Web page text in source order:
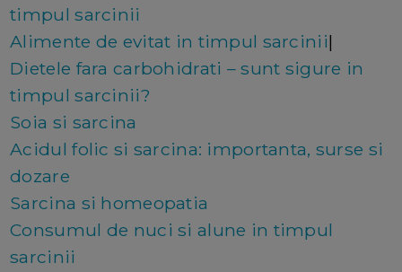
timpul sarcinii
Alimente de evitat in timpul sarcinii|
Dietele fara carbohidrati – sunt sigure in
timpul sarcinii?
Soia si sarcina
Acidul folic si sarcina: importanta, surse si
dozare
Sarcina si homeopatia
Consumul de nuci si alune in timpul
sarcinii